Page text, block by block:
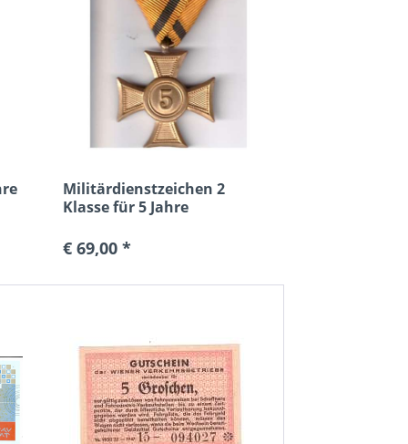
Militärdienstzeichen 2
Klasse für 5 Jahre
€ 69,00 *